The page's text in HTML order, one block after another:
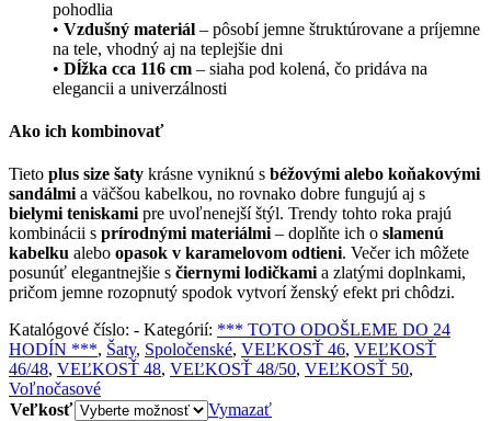
pohodlia
• Vzdušný materiál – pôsobí jemne štruktúrovane a príjemne
na tele, vhodný aj na teplejšie dni
• Dĺžka cca 116 cm – siaha pod kolená, čo pridáva na
elegancii a univerzálnosti
Ako ich kombinovať
Tieto plus size šaty krásne vyniknú s béžovými alebo koňakovými
sandálmi a väčšou kabelkou, no rovnako dobre fungujú aj s
bielymi teniskami pre uvoľnenejší štýl. Trendy tohto roka prajú
kombinácii s prírodnými materiálmi – doplňte ich o slamenú
kabelku alebo opasok v karamelovom odtieni. Večer ich môžete
posunúť elegantnejšie s čiernymi lodičkami a zlatými doplnkami,
pričom jemne rozopnutý spodok vytvorí ženský efekt pri chôdzi.
Katalógové číslo: - Kategórií: *** TOTO ODOŠLEME DO 24
HODÍN ***, Šaty, Spoločenské, VEĽKOSŤ 46, VEĽKOSŤ
46/48, VEĽKOSŤ 48, VEĽKOSŤ 48/50, VEĽKOSŤ 50,
Voľnočasové
Veľkosť
Vymazať